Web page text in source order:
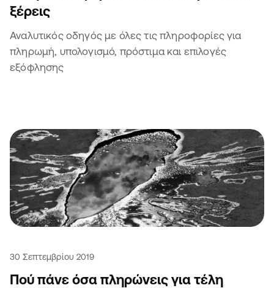
ξέρεις
Αναλυτικός οδηγός με όλες τις πληροφορίες για
πληρωμή, υπολογισμό, πρόστιμα και επιλογές
εξόφλησης
30 Σεπτεμβρίου 2019
Πού πάνε όσα πληρώνεις για τέλη